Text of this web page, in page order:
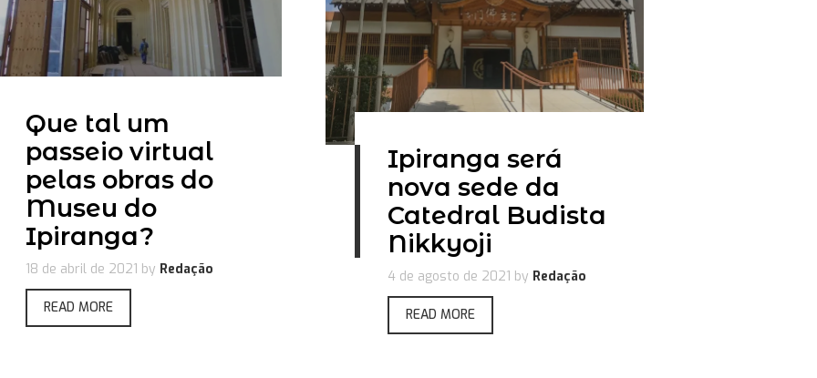
Ipiranga será
nova sede da
Catedral Budista
Nikkyoji
4 de agosto de 2021 by Redação
READ MORE
Que tal um
passeio virtual
pelas obras do
Museu do
Ipiranga?
18 de abril de 2021 by Redação
READ MORE